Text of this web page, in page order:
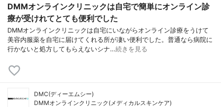
DMMオンラインクリニックは自宅で簡単にオンライン診
療が受けれてとても便利でした
DMMオンラインクリニックは自宅にいながらオンライン診療をうけて
美容内服薬を自宅に届けてくれる所が凄い便利でした。普通なら病院に
行かないと処方してもらえないシナ…続きを見る
DMC(ディーエムシー)
DMMオンラインクリニック(メディカルスキンケア)